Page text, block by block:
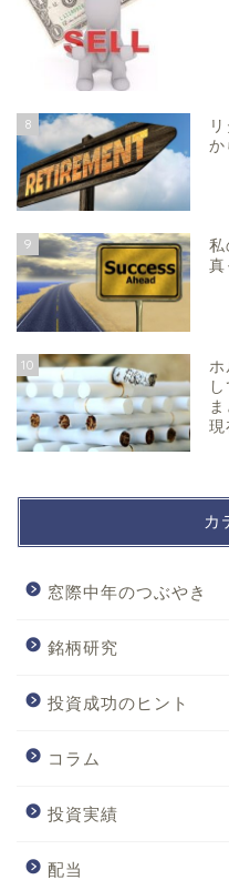
8
か
9
私
10
現
カ
窓際中年のつぶやき
銘柄研究
投資成功のヒント
コラム
投資実績
配当